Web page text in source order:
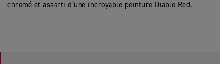
chromé et assorti d’une incroyable peinture Diablo Red.